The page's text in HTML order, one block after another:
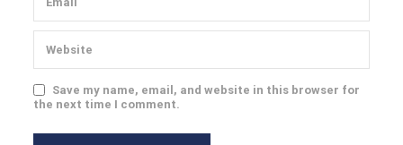
Save my name, email, and website in this browser for
the next time I comment.